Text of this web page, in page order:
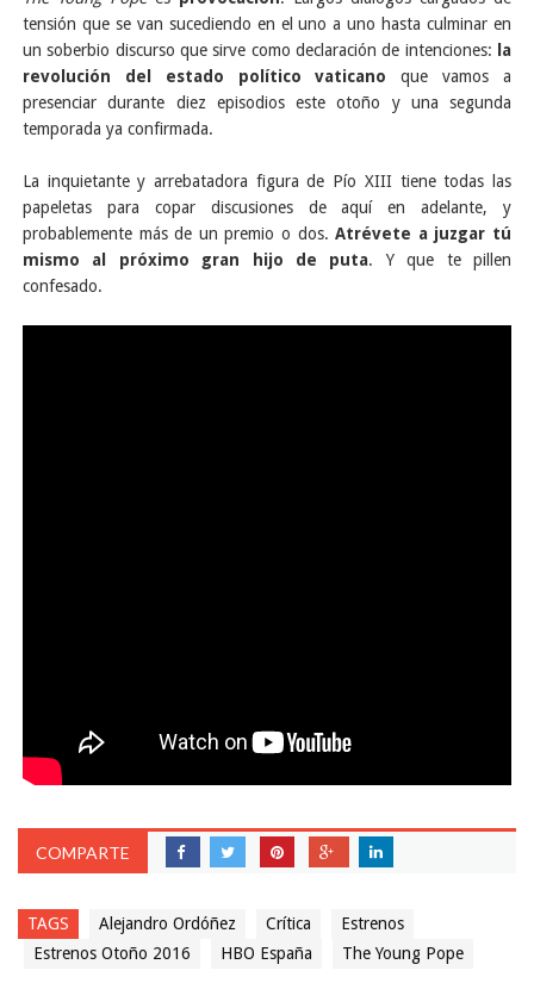
tensión que se van sucediendo en el uno a uno hasta culminar en
un soberbio discurso que sirve como declaración de intenciones:
la
revolución del estado político vaticano que vamos a
presenciar durante diez episodios este otoño y una segunda
temporada ya confirmada.
La inquietante y arrebatadora figura de Pío XIII tiene todas las
papeletas para copar discusiones de aquí en adelante, y
probablemente más de un premio o dos.Atrévete a juzgar tú
mismo al próximo gran hijo de puta. Y que te pillen
confesado.
COMPARTE
TAGS Alejandro Ordóñez Crítica
Estrenos
Estrenos Otoño 2016
HBO España The Young Pope